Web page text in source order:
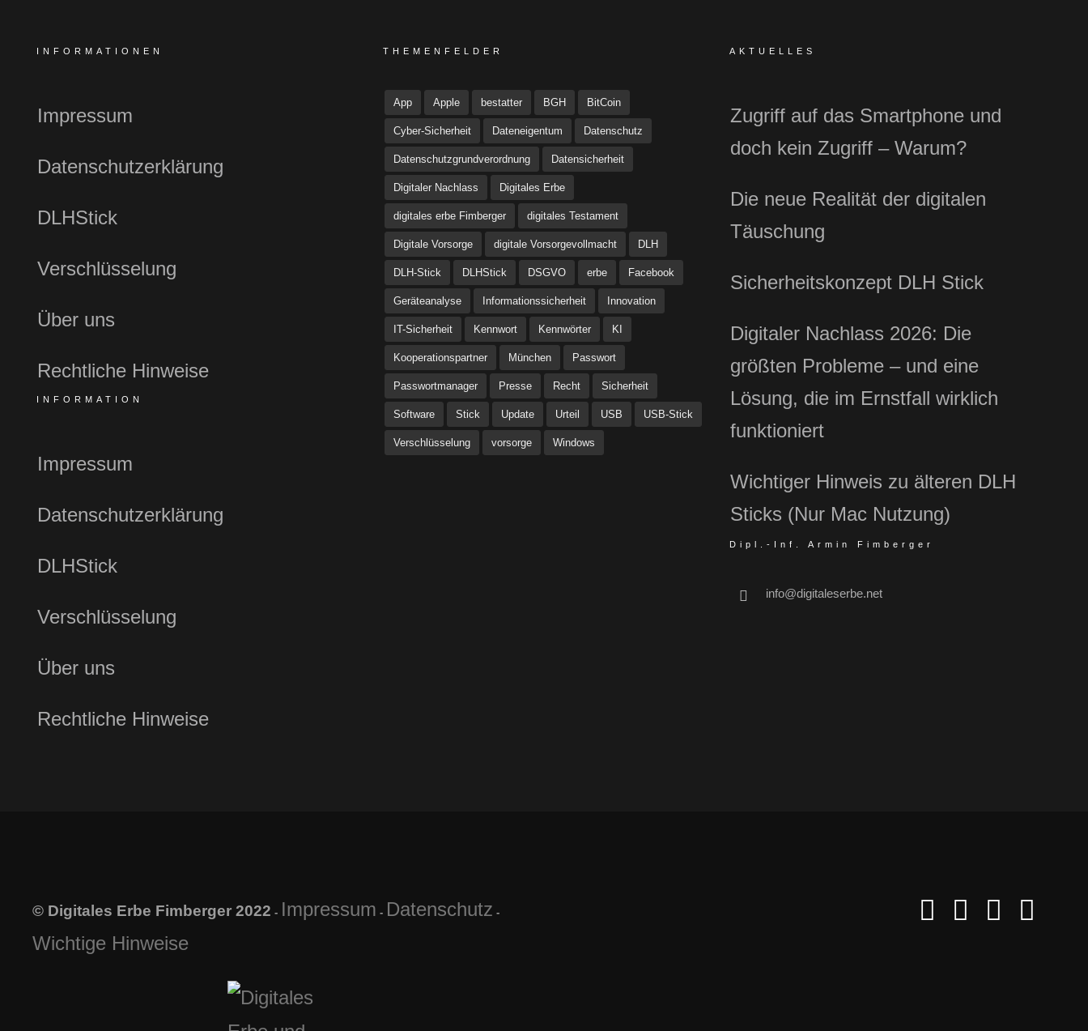
INFORMATIONEN
Impressum
Datenschutzerklärung
DLHStick
Verschlüsselung
Über uns
Rechtliche Hinweise
INFORMATION
Impressum
Datenschutzerklärung
DLHStick
Verschlüsselung
Über uns
Rechtliche Hinweise
THEMENFELDER
App Apple bestatter BGH BitCoin
Cyber-Sicherheit Dateneigentum Datenschutz
Datenschutzgrundverordnung Datensicherheit
Digitaler Nachlass Digitales Erbe
digitales erbe Fimberger digitales Testament
Digitale Vorsorge digitale Vorsorgevollmacht DLH
DLH-Stick DLHStick DSGVO erbe Facebook
Geräteanalyse Informationssicherheit Innovation
IT-Sicherheit Kennwort Kennwörter KI
Kooperationspartner München Passwort
Passwortmanager Presse Recht Sicherheit
Software Stick Update Urteil USB USB-Stick
Verschlüsselung vorsorge Windows
AKTUELLES
Zugriff auf das Smartphone und
doch kein Zugriff – Warum?
Die neue Realität der digitalen
Täuschung
Sicherheitskonzept DLH Stick
Digitaler Nachlass 2026: Die
größten Probleme – und eine
Lösung, die im Ernstfall wirklich
funktioniert
Wichtiger Hinweis zu älteren DLH
Sticks (Nur Mac Nutzung)
Dipl.-Inf. Armin Fimberger
info@digitaleserbe.net
© Digitales Erbe Fimberger 2022 - Impressum - Datenschutz -
Wichtige Hinweise